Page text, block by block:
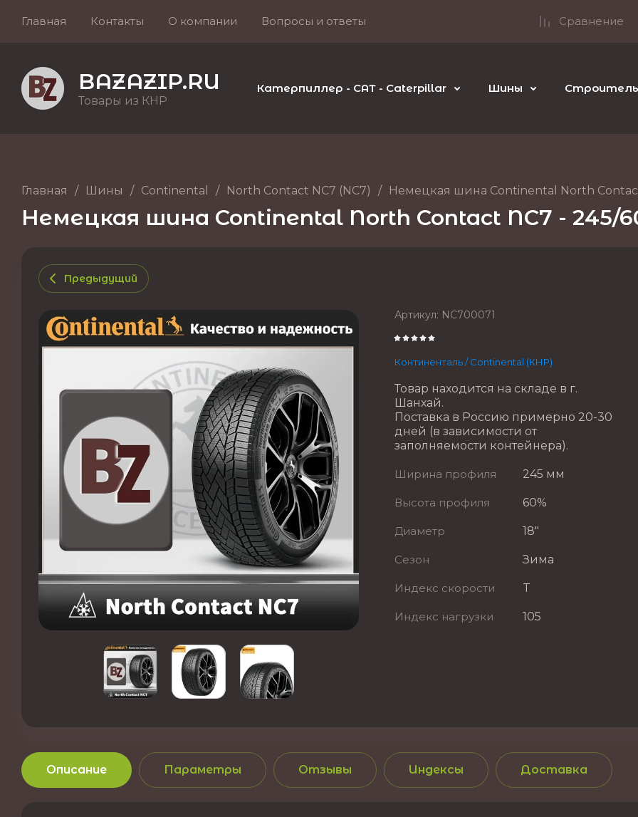
Главная Контакты О компании Вопросы и ответы Сравнение
BAZAZIP.RU
Товары из КНР
Катерпиллер - CAT - Caterpillar Шины
Главная / Шины / Continental / North Contact NC7 (NC7) / Немецкая шина Continental North Contact
Немецкая шина Continental North Contact NC7 - 245/
Предыдущий
Артикул: NC700071
Континенталь / Continental (КНР)
Товар находится на складе в г.
Шанхай.
Поставка в Россию примерно 20-30
дней (в зависимости от
заполняемости контейнера).
Ширина профиля 245 мм
Высота профиля 60%
Диаметр 18"
Сезон Зима
Индекс скорости T
Индекс нагрузки 105
Описание Параметры Отзывы Индексы Доставка